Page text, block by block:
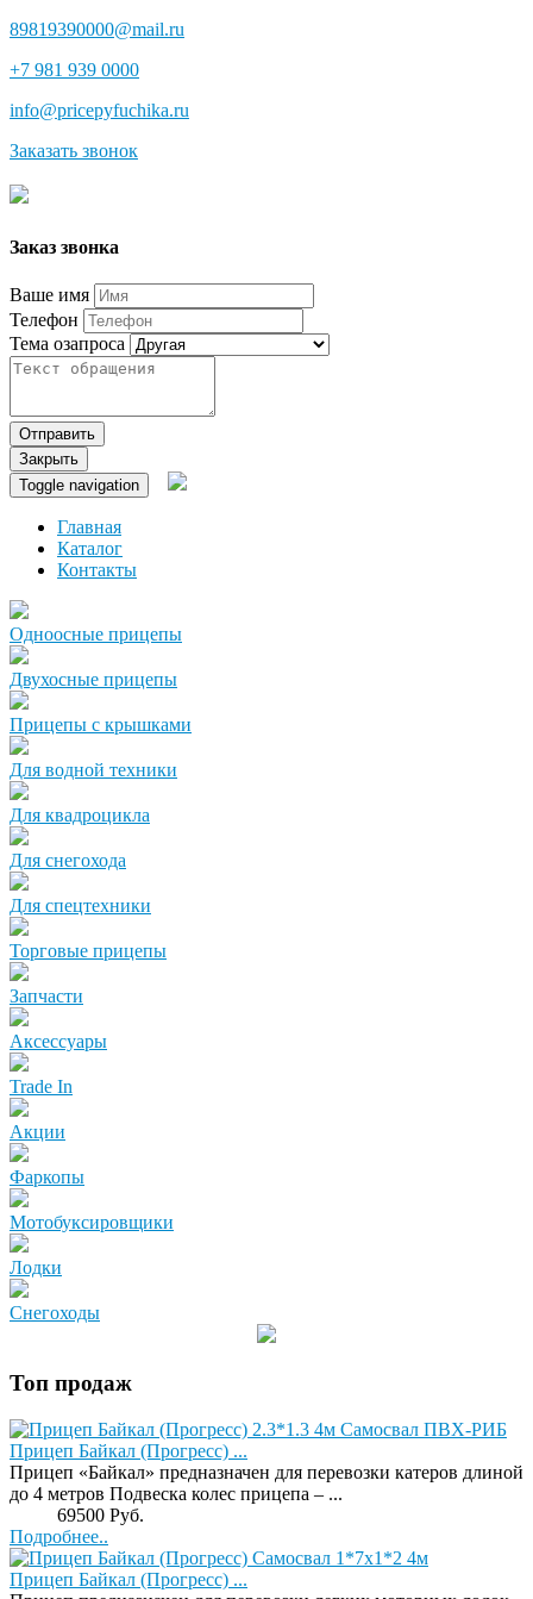
89819390000@mail.ru
+7 981 939 0000
info@pricepyfuchika.ru
Заказать звонок
Заказ звонка
Ваше имя
Телефон
Тема озапроса
Отправить
Закрыть
Toggle navigation
Главная
Каталог
Контакты
Одноосные прицепы
Двухосные прицепы
Прицепы с крышками
Для водной техники
Для квадроцикла
Для снегохода
Для спецтехники
Торговые прицепы
Запчасти
Аксессуары
Trade In
Акции
Фаркопы
Мотобуксировщики
Лодки
Снегоходы
Топ продаж
Прицеп Байкал (Прогресс) ...
Прицеп «Байкал» предназначен для перевозки катеров длиной
до 4 метров Подвеска колес прицепа – ...
69500 Руб.
Подробнее..
Прицеп Байкал (Прогресс) ...